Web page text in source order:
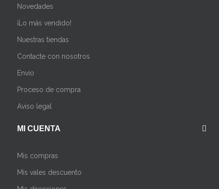
Novedades
¡Lo más vendido!
Nuestras tiendas
Contacte con nosotros
Envío
Proceso de compra
Aviso legal
MI CUENTA
Mis compras
Mis vales descuento